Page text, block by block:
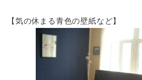
【気の休まる青色の壁紙など】